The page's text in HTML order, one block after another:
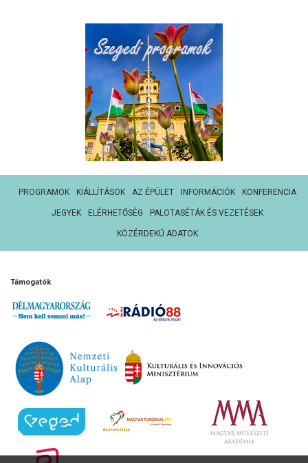
PROGRAMOK KIÁLLÍTÁSOK AZ ÉPÜLET INFORMÁCIÓK KONFERENCIA
JEGYEK ELÉRHETŐSÉG PALOTASÉTÁK ÉS VEZETÉSEK
KÖZÉRDEKŰ ADATOK
Támogatók